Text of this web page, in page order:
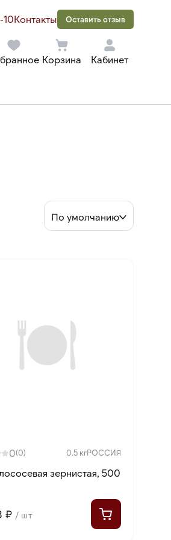
10Контакты Оставить отзыв
Корзина Кабинет
По умолчанию
0(0) 0.5 кгРОССИЯ
зернистая, 500
₽ / шт